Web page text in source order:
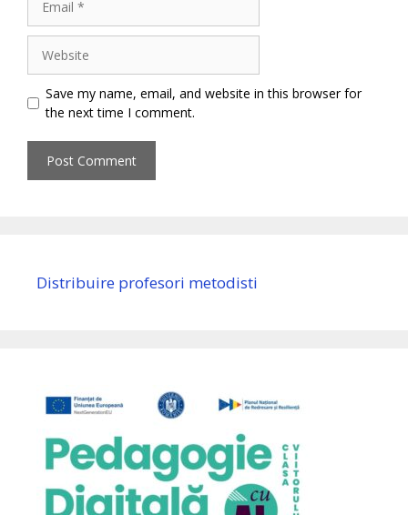
Save my name, email, and website in this browser for
the next time I comment.
Distribuire profesori metodisti